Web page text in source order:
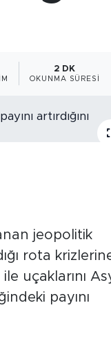
2 DK
OKUNMA SÜRESI
jeopolitik
rota
uçaklarını
payını